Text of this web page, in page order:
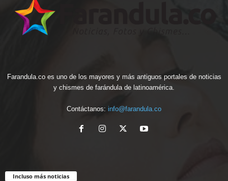
Farandula.co es uno de los mayores y más antiguos portales de noticias
y chismes de farándula de latinoamérica.
Contáctanos: info@farandula.co
Incluso más noticias